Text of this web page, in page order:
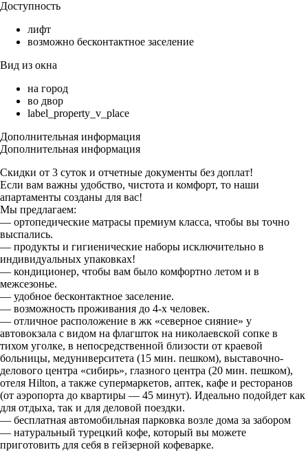
Доступность
лифт
возможно бесконтактное заселение
Вид из окна
на город
во двор
label_property_v_place
Дополнительная информация
Дополнительная информация
Скидки от 3 суток и отчетные документы без доплат!
Если вам важны удобство, чистота и комфорт, то наши
апартаменты созданы для вас!
Мы предлагаем:
— ортопедические матрасы премиум класса, чтобы вы точно
выспались.
— продукты и гигиенические наборы исключительно в
индивидуальных упаковках!
— кондиционер, чтобы вам было комфортно летом и в
межсезонье.
— удoбнoe бeсконтaктное зacелeниe.
— возмoжность проживания до 4-х человек.
— отличное расположение в жк «северное сияние» у
автовокзала с видом на флагшток на николаевской сопке в
тихом уголке, в непосредственной близости от краевой
больницы, медуниверситета (15 мин. пешком), выставочно-
делового центра «сибирь», глазного центра (20 мин. пешком),
отеля Hilton, а также супермаркетов, аптек, кафе и ресторанов
(от аэропорта до квартиры — 45 минут). Идеально подойдет как
для отдыха, так и для деловой поездки.
— бесплатная автомобильная парковка возле дома за забором
— натуральный турецкий кофе, который вы можете
приготовить для себя в гейзерной кофеварке.